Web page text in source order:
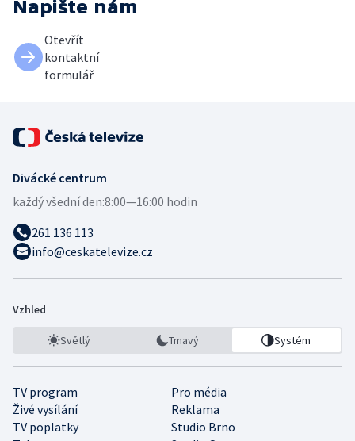
Napište nám
Otevřít
kontaktní
formulář
Divácké centrum
každý všední den:8:00—16:00 hodin
261 136 113
info@ceskatelevize.cz
Vzhled
Světlý Tmavý Systém
TV program
Pro média
Živé vysílání
Reklama
TV poplatky
Studio Brno